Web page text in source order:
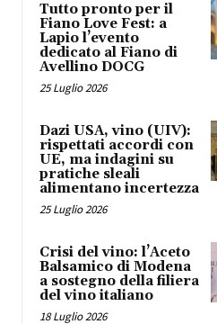
Tutto pronto per il
Fiano Love Fest: a
Lapio l’evento
dedicato al Fiano di
Avellino DOCG
25 Luglio 2026
Dazi USA, vino (UIV):
rispettati accordi con
UE, ma indagini su
pratiche sleali
alimentano incertezza
25 Luglio 2026
Crisi del vino: l’Aceto
Balsamico di Modena
a sostegno della filiera
del vino italiano
18 Luglio 2026